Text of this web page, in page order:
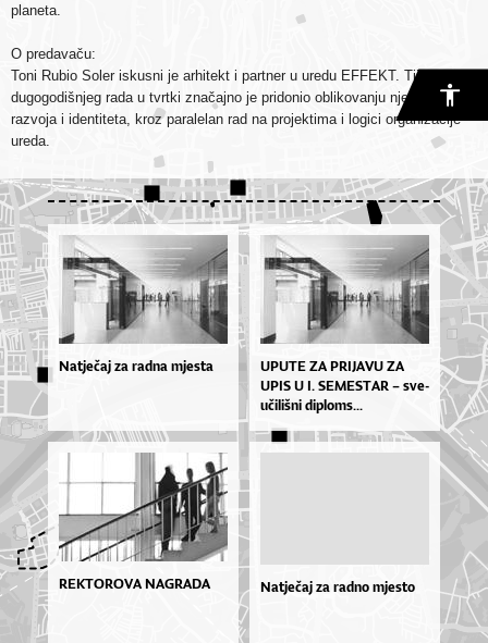
planeta.
O predavaču:
Toni Rubio Soler iskusni je arhitekt i partner u uredu EFFEKT. Tijekom
dugogodišnjeg rada u tvrtki značajno je pridonio oblikovanju njezina
razvoja i identiteta, kroz paralelan rad na projektima i logici organizacije
ureda.
Natječaj za radna mjesta
UPU­TE ZA PRI­JA­VU ZA
UPIS U I. SE­MES­TAR – sve­
u­či­liš­ni di­plo­ms...
REKTOROVA NAGRADA Natječaj za radno mjesto